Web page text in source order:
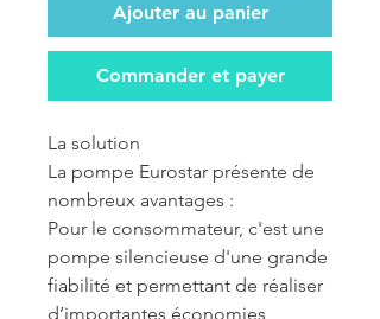
Ajouter au panier
Commander et payer
La solution
La pompe Eurostar présente de
nombreux avantages :
Pour le consommateur, c'est une
pompe silencieuse d'une grande
fiabilité et permettant de réaliser
d’importantes économies